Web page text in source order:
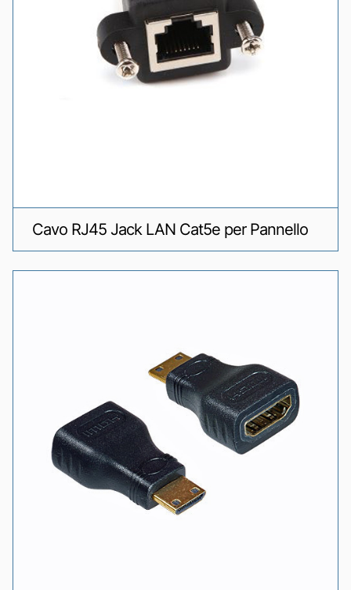
Cavo RJ45 Jack LAN Cat5e per Pannello